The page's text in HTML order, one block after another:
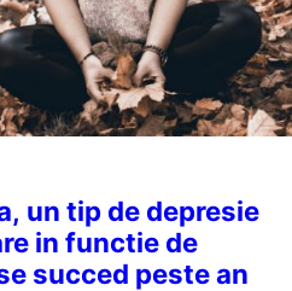
un tip de depresie
in functie de
succed peste an